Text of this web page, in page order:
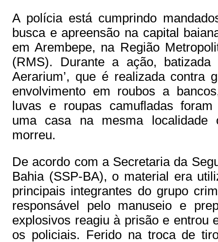
A polícia está cumprindo
busca e apreensão na capital
em Arembepe, na Região
(RMS). Durante a ação, batizada
Aerarium’, que é realizada contra
envolvimento em roubos a
luvas e roupas camufladas
uma casa na mesma localidade
morreu.
Thank you for watching
De acordo com a Secretaria da
Bahia (SSP-BA), o material era
principais integrantes do grupo
responsável pelo manuseio e
explosivos reagiu à prisão e entrou
os policiais. Ferido na troca de